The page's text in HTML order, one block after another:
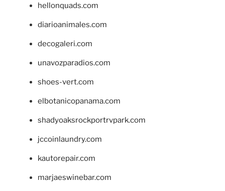
hellonquads.com
diarioanimales.com
decogaleri.com
unavozparadios.com
shoes-vert.com
elbotanicopanama.com
shadyoaksrockportrvpark.com
jccoinlaundry.com
kautorepair.com
marjaeswinebar.com